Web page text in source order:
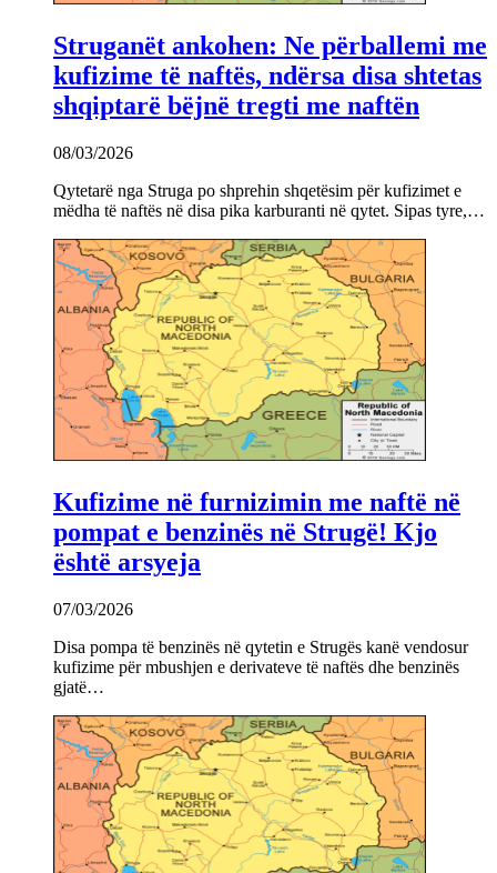
Struganët ankohen: Ne përballemi me
kufizime të naftës, ndërsa disa shtetas
shqiptarë bëjnë tregti me naftën
08/03/2026
Qytetarë nga Struga po shprehin shqetësim për kufizimet e
mëdha të naftës në disa pika karburanti në qytet. Sipas tyre,…
Kufizime në furnizimin me naftë në
pompat e benzinës në Strugë! Kjo
është arsyeja
07/03/2026
Disa pompa të benzinës në qytetin e Strugës kanë vendosur
kufizime për mbushjen e derivateve të naftës dhe benzinës
gjatë…